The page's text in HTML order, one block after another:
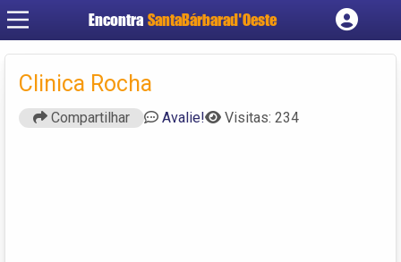
Encontra SantaBárbarad'Oeste
Cadastrar empresa
Clinica Rocha
Compartilhar Avalie! Visitas: 234